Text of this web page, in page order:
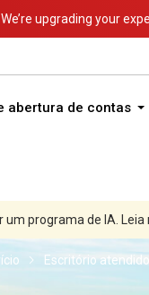
We’re upgrading your
abertura de contas
programa de IA. Leia
Escritório atendido